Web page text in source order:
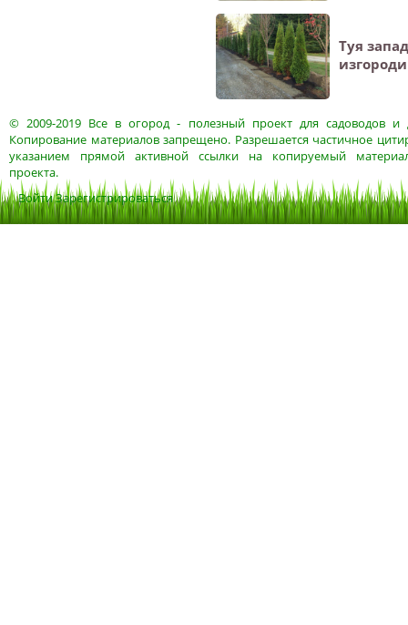
Туя
изгороди
© 2009-2019 Все в огород- полезный проект для садоводов и
Копирование материалов запрещено. Разрешается частичное
указанием прямой активной ссылки на копируемый
проекта.
ВойтиЗарегистрироваться